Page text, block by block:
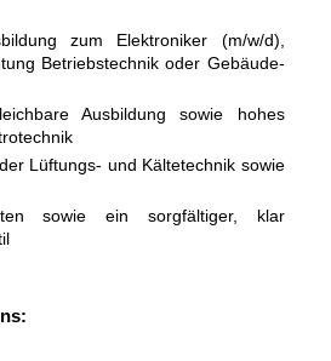
zum Elektroniker (m/w/d),
Betriebstechnik oder Gebäude-
Ausbildung sowie hohes
Lüftungs- und Kältetechnik sowie
sowie ein sorgfältiger, klar